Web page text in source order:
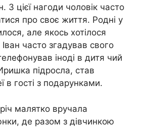
З цієї нагоди чоловік часто
про своє життя. Родні у
але якось хотілося
часто згадував свого
іноді в дитя чий
підросла, став
в гості з подарунками.
малятко вручала
де разом з дівчинкою